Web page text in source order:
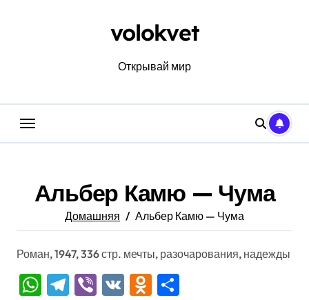
volokvet
Открывай мир
Альбер Камю — Чума
Домашняя Альбер Камю — Чума
Роман, 1947, 336 стр. мечты, разочарования, надежды
WhatsApp
Telegram
Viber
VK Odnoklassniki